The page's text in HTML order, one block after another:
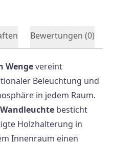
Bewertungen (0)
Wengevereint
Beleuchtung und
in jedem Raum.
besticht
Holzhalterung in
Innenraum einen